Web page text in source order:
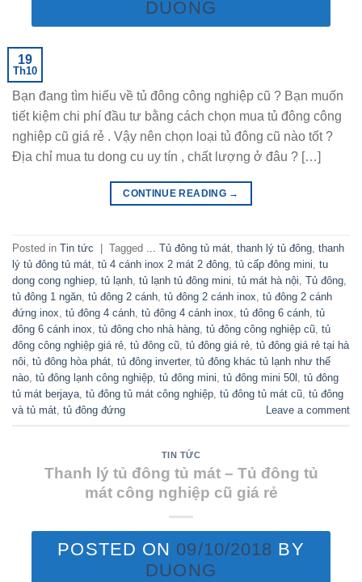
DUONG
19
Th10
Bạn đang tìm hiểu về tủ đông công nghiệp cũ ? Bạn muốn
tiết kiệm chi phí đầu tư bằng cách chọn mua tủ đông công
nghiệp cũ giá rẻ . Vậy nên chọn loại tủ đông cũ nào tốt ?
Địa chỉ mua tu dong cu uy tín , chất lượng ở đâu ? […]
CONTINUE READING →
Posted in Tin tức Tagged ... Tủ đông tủ mát thanh lý tủ đông thanh
lý tủ đông tủ mát tủ 4 cánh inox 2 mát 2 đông tủ cấp đông mini tu
dong cong nghiep tủ lạnh tủ lạnh tủ đông mini tủ mát hà nội Tủ đông
tủ đông 1 ngăn tủ đông 2 cánh tủ đông 2 cánh inox tủ đông 2 cánh
đứng inox tủ đông 4 cánh tủ đông 4 cánh inox tủ đông 6 cánh tủ
đông 6 cánh inox tủ đông cho nhà hàng tủ đông công nghiệp cũ tủ
đông công nghiệp giá rẻ tủ đông cũ tủ đông giá rẻ tủ đông giá rẻ tại hà
nôi tủ đông hòa phát tủ đông inverter, tủ đông khác tủ lạnh như thế
nào tủ đông lạnh công nghiệp tủ đông mini tủ đông mini 50l
tủ đông
tủ mát berjaya tủ đông tủ mát công nghiệp tủ đông tủ mát cũ tủ đông
và tủ mát tủ đông đứng Leave a comment
TIN TỨC
Thanh lý tủ đông tủ mát – Tủ đông tủ
mát công nghiệp cũ giá rẻ
POSTED ON 09/10/2018 BY
DUONG